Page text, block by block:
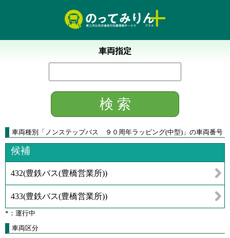
車両指定
車両種別 「 ノンステップバス ９０周年ラッピング(中型) 」 の車両番号
候補
432(豊鉄バス(豊橋営業所))
433(豊鉄バス(豊橋営業所))
*：運行中
車両区分